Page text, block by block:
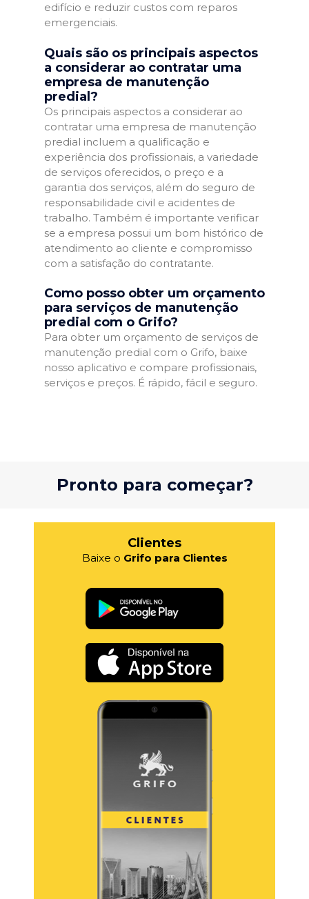
edifício e reduzir custos com reparos
emergenciais.
Quais são os principais aspectos
a considerar ao contratar uma
empresa de manutenção
predial?
Os principais aspectos a considerar ao
contratar uma empresa de manutenção
predial incluem a qualificação e
experiência dos profissionais, a variedade
de serviços oferecidos, o preço e a
garantia dos serviços, além do seguro de
responsabilidade civil e acidentes de
trabalho. Também é importante verificar
se a empresa possui um bom histórico de
atendimento ao cliente e compromisso
com a satisfação do contratante.
Como posso obter um orçamento
para serviços de manutenção
predial com o Grifo?
Para obter um orçamento de serviços de
manutenção predial com o Grifo, baixe
nosso aplicativo e compare profissionais,
serviços e preços. É rápido, fácil e seguro.
Pronto para começar?
Clientes
Baixe o Grifo para Clientes